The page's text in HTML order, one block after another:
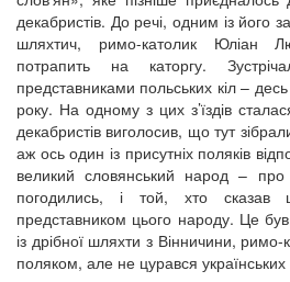
декабристів. До речі, одним із його
шляхтич, римо-католик Юліан
потрапить на каторгу.
представниками польських кіл –
року. На одному з цих з’їздів
декабристів виголосив, що тут
аж ось один із присутніх поляків
великий словянський народ – про
погодились, і той, хто сказав
представником цього народу. Це
із дрібної шляхти з Вінничини,
поляком, але не цурався українських